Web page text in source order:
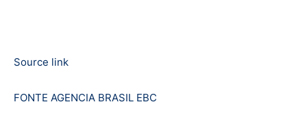
Source link
FONTE AGENCIA BRASIL EBC